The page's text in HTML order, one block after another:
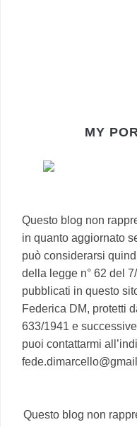
MY
Questo blog non
in quanto aggiornato
può considerarsi
della legge n° 62 del
pubblicati in questo
Federica DM, protetti
633/1941 e
puoi contattarmi
Questo blog non